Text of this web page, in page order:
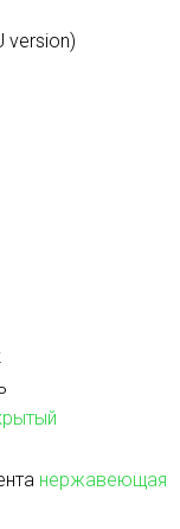
version)
нержавеющая